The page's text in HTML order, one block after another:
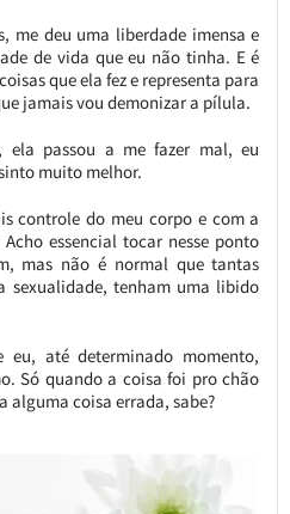
me deu uma liberdade imensa e
de vida que eu não tinha. E é
que ela fez e representa para
jamais vou demonizar a pílula.
passou a me fazer mal, eu
muito melhor.
controle do meu corpo e com a
essencial tocar nesse ponto
mas não é normal que tantas
sexualidade, tenham uma libido
até determinado momento,
Só quando a coisa foi pro chão
alguma coisa errada, sabe?